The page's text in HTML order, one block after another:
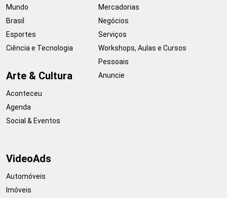
Mundo
Brasil
Esportes
Ciência e Tecnologia
Arte & Cultura
Aconteceu
Agenda
Social & Eventos
Mercadorias
Negócios
Serviços
Workshops, Aulas e Cursos
Pessoais
Anuncie
VideoAds
Automóveis
Imóveis